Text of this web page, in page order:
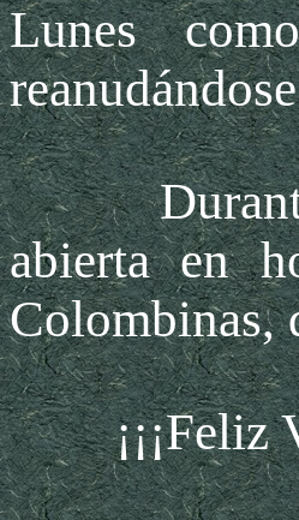
Lunes
Durante
abierta en
Colombinas,
¡¡¡Feliz